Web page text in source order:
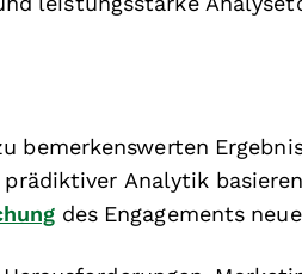
bemerkenswerten
Analytik
des Engagements